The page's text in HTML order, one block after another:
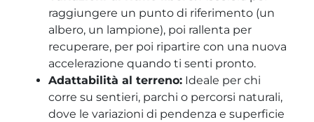
raggiungere un punto di riferimento (un
albero, un lampione), poi rallenta per
recuperare, per poi ripartire con una nuova
accelerazione quando ti senti pronto.
Adattabilità al terreno: Ideale per chi
corre su sentieri, parchi o percorsi naturali,
dove le variazioni di pendenza e superficie